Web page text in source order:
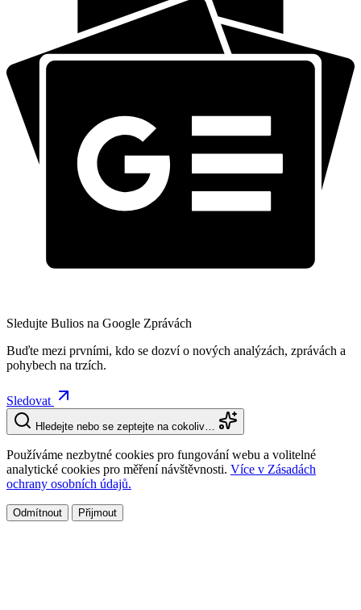
Sledujte Bulios na Google Zprávách
Buďte mezi prvními, kdo se dozví o nových analýzách, zprávách a
pohybech na trzích.
Sledovat
Hledejte nebo se zeptejte na cokoliv…
Používáme nezbytné cookies pro fungování webu a volitelné
analytické cookies pro měření návštěvnosti. Více v Zásadách
ochrany osobních údajů.
Odmítnout Přijmout